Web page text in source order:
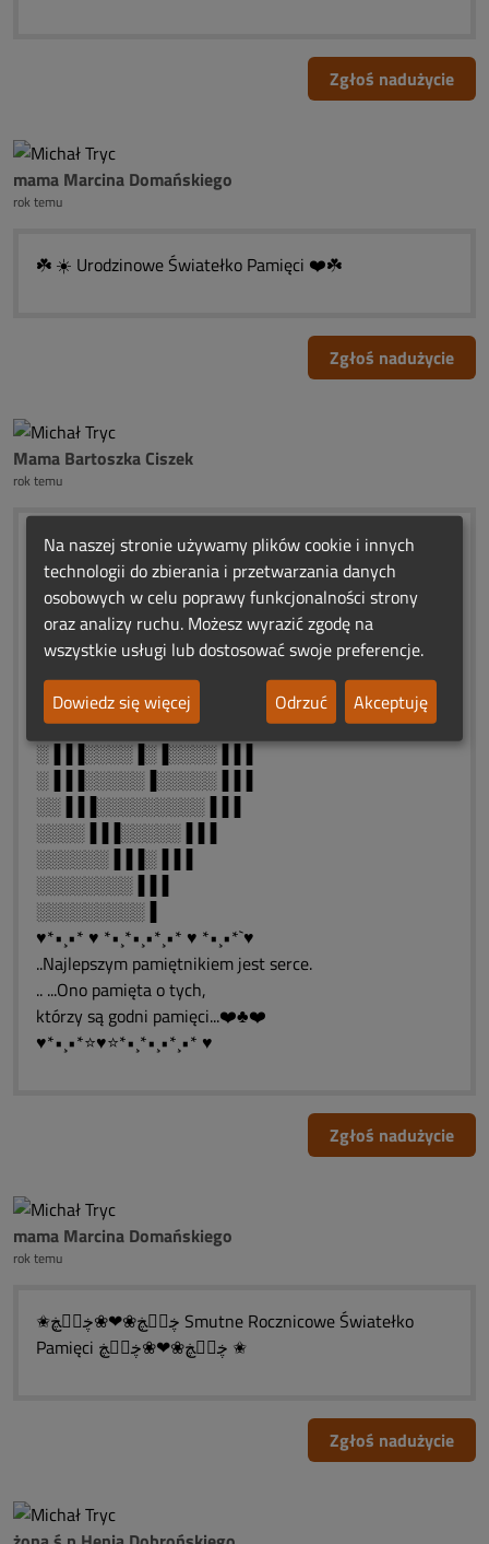
Zgłoś nadużycie
mama Marcina Domańskiego
rok temu
☘️ ☀️ Urodzinowe Światełko Pamięci ❤️☘️
Zgłoś nadużycie
Mama Bartoszka Ciszek
rok temu
ڿڰۣڿ ...☀️ ❤️
¯❄️ ❀¯¯¯
┊ ❤️. ┊... URODZINOWE
┊ ❀❤️... ŚWIATEŁKA
❀ ❤️ .... PAMIĘCI
┊ ❤️ ..... MICHAŁKU
░░░░▐▐▐░░░░░▐▐▐
░░▐▐▐▐▐▐░░░▐▐▐▐▐▐
░▐▐▐░░░░▐░▐░░░░▐▐▐
░▐▐▐░░░░░▐░░░░░▐▐▐
░░▐▐▐░░░░░░░░░▐▐▐
░░░░▐▐▐░░░░░▐▐▐
░░░░░░▐▐▐░▐▐▐
░░░░░░░░▐▐▐
░░░░░░░░░▐
♥*•¸•* ♥ *•¸*•¸•*¸•* ♥ *•¸•*`♥
..Najlepszym pamiętnikiem jest serce.
.. ...Ono pamięta o tych,
którzy są godni pamięci...❤️♣❤️
♥*•¸•*⭐♥⭐*•¸*•¸•*¸•* ♥
Zgłoś nadużycie
mama Marcina Domańskiego
rok temu
✬ڿڰۣڿ❀❤❀ڿڰۣڿ Smutne Rocznicowe Światełko
Pamięci ڿڰۣڿ❀❤❀ڿڰۣڿ ✬
Zgłoś nadużycie
Na naszej stronie używamy plików cookie i innych
technologii do zbierania i przetwarzania danych
osobowych w celu poprawy funkcjonalności strony
oraz analizy ruchu. Możesz wyrazić zgodę na
wszystkie usługi lub dostosować swoje preferencje.
Dowiedz się więcej
Odrzuć Akceptuję